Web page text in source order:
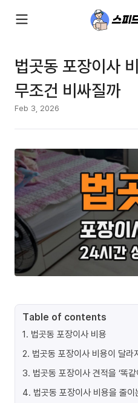
법곳동 포장이사
무조건 비싸질까
Feb 3, 2026
Table of contents
1. 법곳동 포장이사 비용
2. 법곳동 포장이사 비용이 달
3. 법곳동 포장이사 견적을 ‘똑
4. 법곳동 포장이사 비용을 줄